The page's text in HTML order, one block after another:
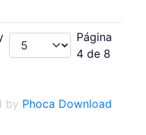
Página
4 de 8
by Phoca Download